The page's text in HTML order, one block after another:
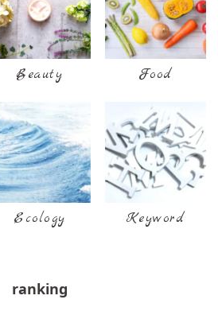
Beauty Food
Ecology Keyword
ranking